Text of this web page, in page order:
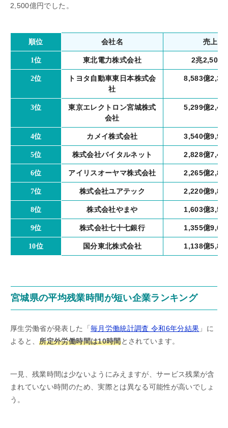
2,500億円でした。
順位 会社名 売上高
1位 東北電力株式会社 2兆2,500
2位
トヨタ自動車東日本株式会
社
8,583億
3位
東京エレクトロン宮城株式
会社
5,299億
4位 カメイ株式会社 3,540億
5位 株式会社バイタルネット 2,828億
6位 アイリスオーヤマ株式会社 2,265億
7位 株式会社ユアテック 2,220億
8位 株式会社やまや 1,603億
9位 株式会社七十七銀行 1,355億
10位 国分東北株式会社 1,138億
宮城県の平均残業時間が短い企業ランキング
厚生労働省が発表した「 毎月労働統計調査 令和6年分結果 」に
よると、所定外労働時間は10時間とされています。
一見、残業時間は少ないようにみえますが、サービス残業が含
まれていない時間のため、実際とは異なる可能性が高いでしょ
う。